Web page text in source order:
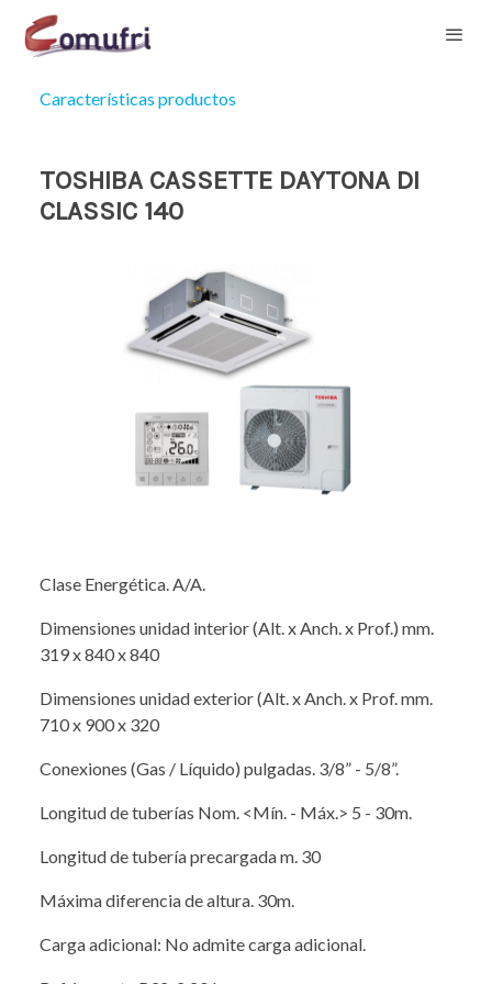
Características productos
TOSHIBA CASSETTE DAYTONA DI
CLASSIC 140
Clase Energética. A/A.
Dimensiones unidad interior (Alt. x Anch. x Prof.) mm.
319 x 840 x 840
Dimensiones unidad exterior (Alt. x Anch. x Prof. mm.
710 x 900 x 320
Conexiones (Gas / Líquido) pulgadas. 3/8” - 5/8”.
Longitud de tuberías Nom. <Mín. - Máx.> 5 - 30m.
Longitud de tubería precargada m. 30
Máxima diferencia de altura. 30m.
Carga adicional: No admite carga adicional.